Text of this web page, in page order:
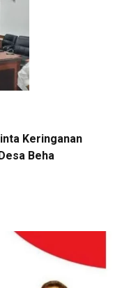
Keringanan
Beha